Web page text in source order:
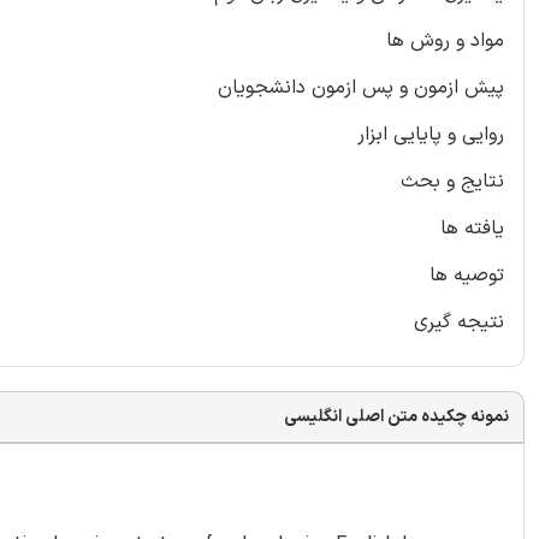
مواد و روش ها
پیش ازمون و پس ازمون دانشجویان
روایی و پایایی ابزار
نتایج و بحث
یافته ها
توصیه ها
نتیجه گیری
نمونه چکیده متن اصلی انگلیسی